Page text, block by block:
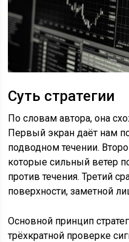
Суть стратегии
По словам автора, она
Первый экран даёт нам
подводном течении.
которые сильный ветер
против течения. Третий
поверхности, заметной
Основной принцип
трёхкратной проверке